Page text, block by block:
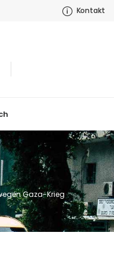
Kontakt
Gaza-Krieg